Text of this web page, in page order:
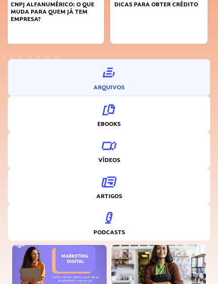
DICAS PARA OBTER CRÉDITO
FAÇA A DIFERENÇA: SEJA
ARQUIVOS
EBOOKS
VÍDEOS
ARTIGOS
PODCASTS